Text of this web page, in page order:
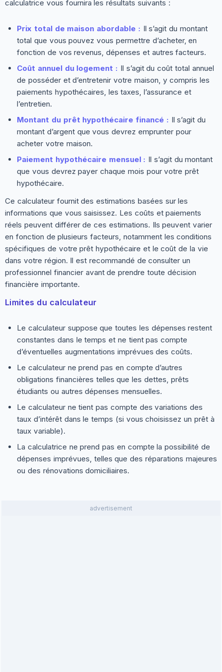
calculatrice vous fournira les résultats suivants :
Prix total de maison abordable : Il s’agit du montant
total que vous pouvez vous permettre d’acheter, en
fonction de vos revenus, dépenses et autres facteurs.
Coût annuel du logement : Il s’agit du coût total annuel
de posséder et d’entretenir votre maison, y compris les
paiements hypothécaires, les taxes, l’assurance et
l’entretien.
Montant du prêt hypothécaire financé : Il s’agit du
montant d’argent que vous devrez emprunter pour
acheter votre maison.
Paiement hypothécaire mensuel : Il s’agit du montant
que vous devrez payer chaque mois pour votre prêt
hypothécaire.
Ce calculateur fournit des estimations basées sur les
informations que vous saisissez. Les coûts et paiements
réels peuvent différer de ces estimations. Ils peuvent varier
en fonction de plusieurs facteurs, notamment les conditions
spécifiques de votre prêt hypothécaire et le coût de la vie
dans votre région. Il est recommandé de consulter un
professionnel financier avant de prendre toute décision
financière importante.
Limites du calculateur
Le calculateur suppose que toutes les dépenses restent
constantes dans le temps et ne tient pas compte
d’éventuelles augmentations imprévues des coûts.
Le calculateur ne prend pas en compte d’autres
obligations financières telles que les dettes, prêts
étudiants ou autres dépenses mensuelles.
Le calculateur ne tient pas compte des variations des
taux d’intérêt dans le temps (si vous choisissez un prêt à
taux variable).
La calculatrice ne prend pas en compte la possibilité de
dépenses imprévues, telles que des réparations majeures
ou des rénovations domiciliaires.
advertisement